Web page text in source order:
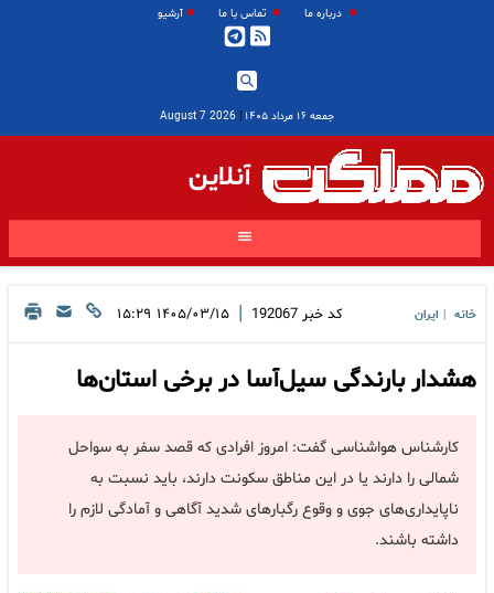
درباره ما تماس با ما آرشیو
جمعه ۱۶ مرداد ۱۴۰۵ |
2026 August 7
آنلاین
خانه ایران کد خبر 192067
| ۱۴۰۵/۰۳/۱۵ ۱۵:۲۹
هشدار بارندگی سیل‌آسا در برخی استان‌ها
کارشناس هواشناسی گفت: امروز افرادی که قصد سفر به سواحل
شمالی را دارند یا در این مناطق سکونت دارند، باید نسبت به
ناپایداری‌های جوی و وقوع رگبارهای شدید آگاهی و آمادگی لازم را
داشته باشند.